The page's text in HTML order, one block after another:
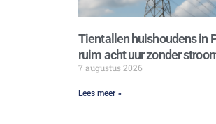
Tientallen huishoudens in
ruim acht uur zonder
7 augustus 2026
Lees meer »